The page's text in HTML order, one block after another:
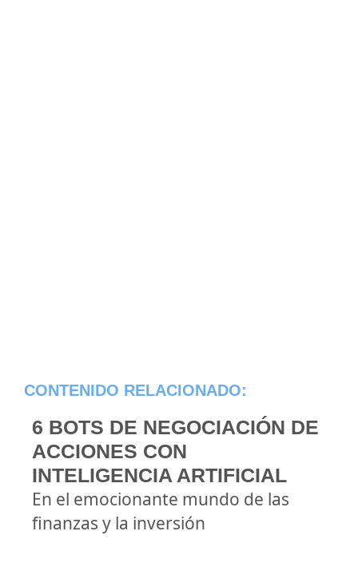
CONTENIDO RELACIONADO:
6 BOTS DE NEGOCIACIÓN DE
ACCIONES CON
INTELIGENCIA ARTIFICIAL
En el emocionante mundo de las
finanzas y la inversión